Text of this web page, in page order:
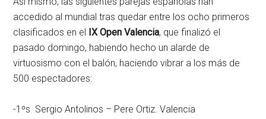
accedido al mundial tras quedar entre los ocho primeros
clasificados en el IX Open Valencia, que finalizó el
pasado domingo, habiendo hecho un alarde de
virtuosismo con el balón, haciendo vibrar a los más de
500 espectadores:
-1ºs Sergio Antolinos – Pere Ortiz. Valencia